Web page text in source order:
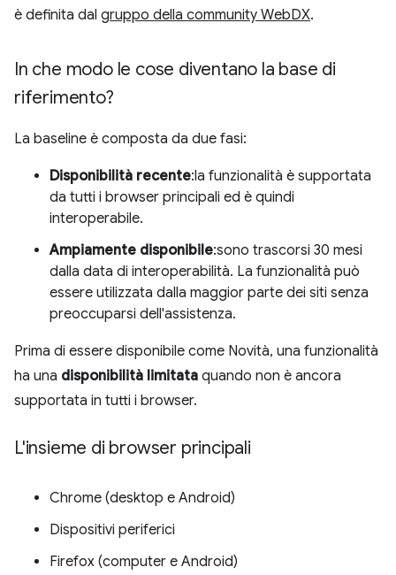
è definita dal gruppo della community WebDX.
In che modo le cose diventano la base di
riferimento?
La baseline è composta da due fasi:
Disponibilità recente:la funzionalità è supportata
da tutti i browser principali ed è quindi
interoperabile.
Ampiamente disponibile:sono trascorsi 30 mesi
dalla data di interoperabilità. La funzionalità può
essere utilizzata dalla maggior parte dei siti senza
preoccuparsi dell'assistenza.
Prima di essere disponibile come Novità, una funzionalità
ha una disponibilità limitata quando non è ancora
supportata in tutti i browser.
L'insieme di browser principali
Chrome (desktop e Android)
Dispositivi periferici
Firefox (computer e Android)